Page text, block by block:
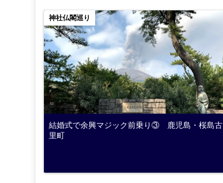
神社仏閣巡り
結婚式で余興マジック前乗り③ 鹿児島・桜島古
里町